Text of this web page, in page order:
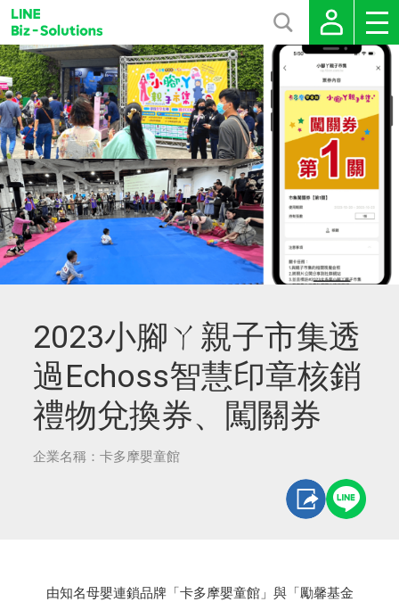
2023小腳ㄚ親子市集透
過Echoss智慧印章核銷
禮物兌換券、闖關券
企業名稱：卡多摩嬰童館
由知名母嬰連鎖品牌「卡多摩嬰童館」與「勵馨基金